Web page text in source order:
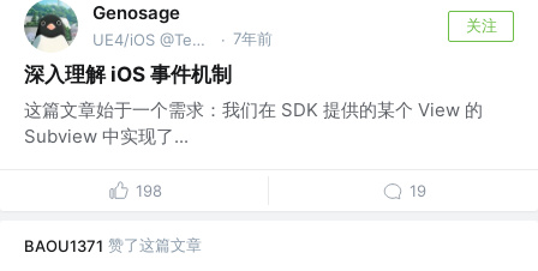
Genosage
UE4/iOS @Tencent · 7年前
关注
深入理解 iOS 事件机制
这篇文章始于一个需求：我们在 SDK 提供的某个 View 的
Subview 中实现了...
198 19
BAOU1371 赞了这篇文章